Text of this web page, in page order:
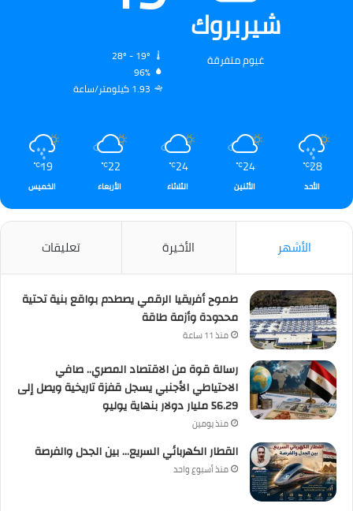
شيربروك
غيوم متفرقة
96%
1.93 كيلومتر/ساعة
28
℃
الأحد
24
℃
الأثنين
24
℃
الثلاثاء
22
℃
الأربعاء
19
℃
الخميس
الأشهر الأخيرة تعليقات
طموح أفريقيا الرقمي يصطدم بواقع بنية تحتية
محدودة وأزمة طاقة
منذ 11 ساعة
رسالة قوة من الاقتصاد المصري.. صافي
الاحتياطي الأجنبي يسجل قفزة تاريخية ويصل إلى
56.29 مليار دولار بنهاية يوليو
منذ يومين
القطار الكهربائي السريع… بين الجدل والفرصة
منذ أسبوع واحد